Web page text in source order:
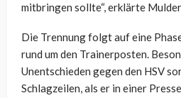
mitbringen sollte“, erklärte
Die Trennung folgt auf eine
rund um den Trainerposten.
Unentschieden gegen den HSV
Schlagzeilen, als er in einer